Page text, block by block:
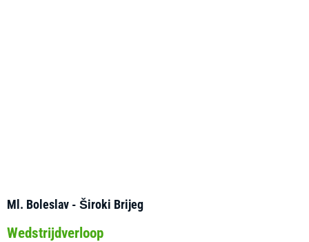
Ml. Boleslav - Široki Brijeg
Wedstrijdverloop